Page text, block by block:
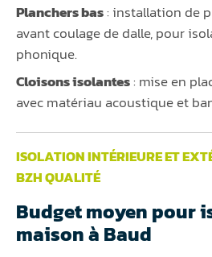
Planchers bas: installation de
avant coulage de dalle, pour
phonique.
Cloisons isolantes: mise en
avec matériau acoustique et
ISOLATION INTÉRIEURE ET
BZH QUALITÉ
Budget moyen pour
maison à Baud